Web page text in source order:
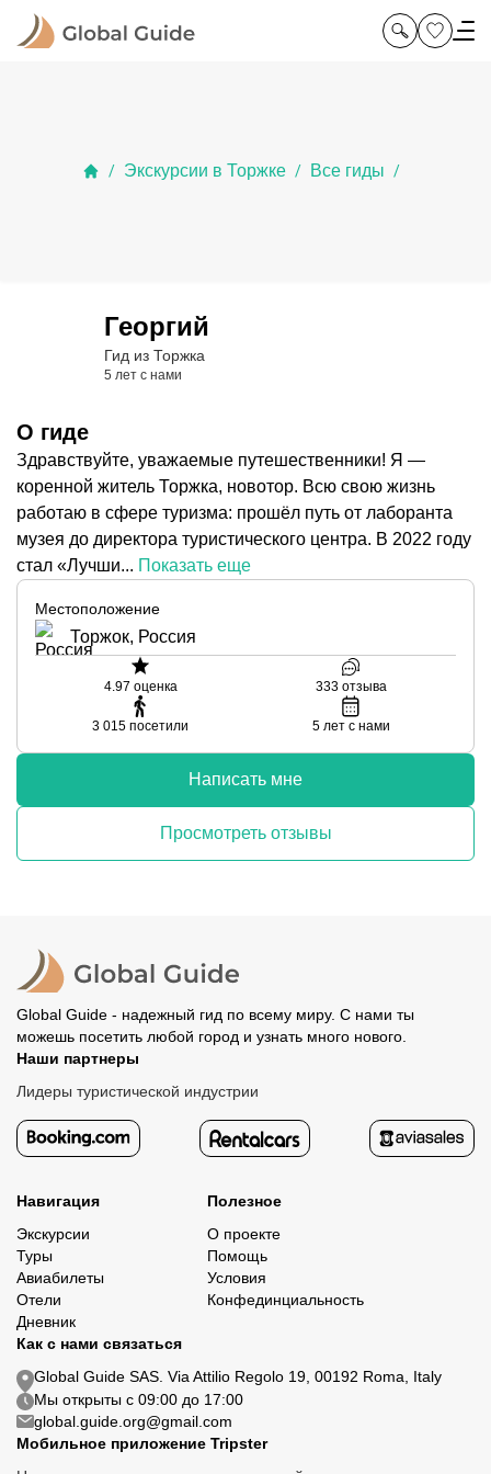
/ Экскурсии в Торжке / Все гиды /
Георгий
Гид из Торжка
5 лет с нами
О гиде
Здравствуйте, уважаемые путешественники! Я —
коренной житель Торжка, новотор. Всю свою жизнь
работаю в сфере туризма: прошёл путь от лаборанта
музея до директора туристического центра. В 2022 году
стал «Лучши... Показать еще
Местоположение
Торжок, Россия
4.97 оценка 333 отзыва
3 015 посетили 5 лет с нами
Написать мне
Просмотреть отзывы
Global Guide - надежный гид по всему миру. С нами ты
можешь посетить любой город и узнать много нового.
Наши партнеры
Лидеры туристической индустрии
Навигация
Экскурсии
Туры
Авиабилеты
Отели
Дневник
Полезное
О проекте
Помощь
Условия
Конфединциальность
Как с нами связаться
Global Guide SAS. Via Attilio Regolo 19, 00192 Roma, Italy
Мы открыты с 09:00 до 17:00
global.guide.org@gmail.com
Мобильное приложение Tripster